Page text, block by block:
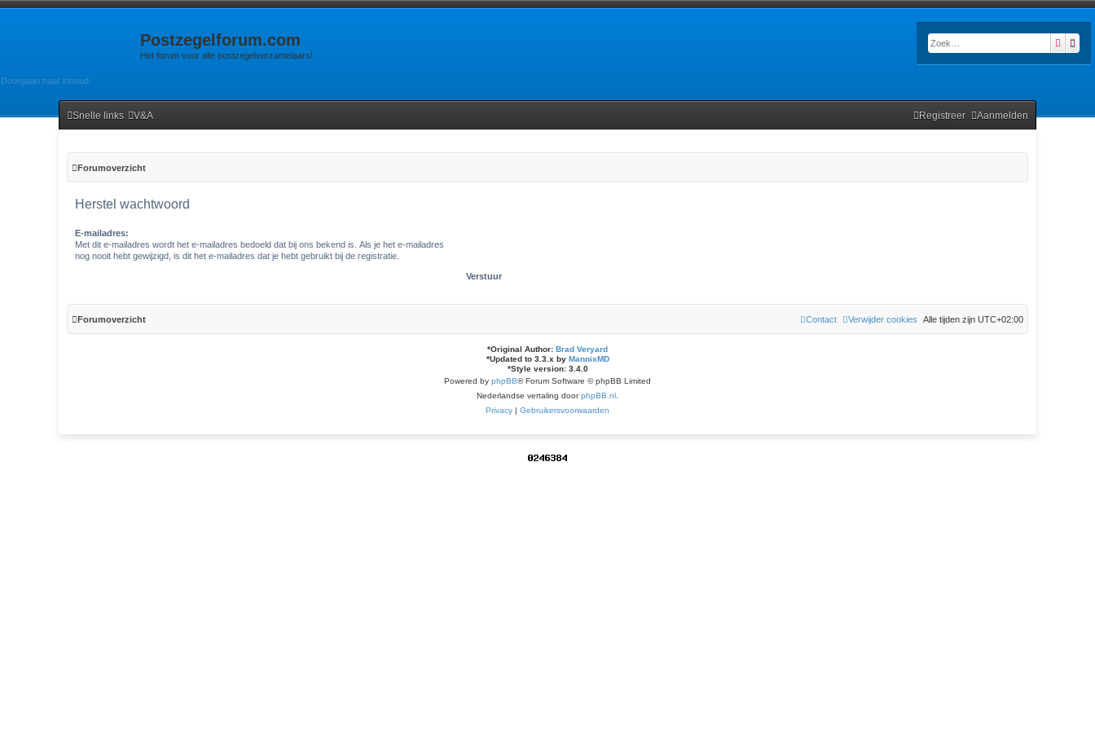
Postzegelforum.com
Het forum voor alle postzegelverzamelaars!
Doorgaan naar inhoud
Zoek
Snelle links V&A Aanmelden
Registreer
Forumoverzicht
Herstel wachtwoord
E-mailadres:
Met dit e-mailadres wordt het e-mailadres bedoeld dat bij ons bekend is. Als je het e-mailadres
nog nooit hebt gewijzigd, is dit het e-mailadres dat je hebt gebruikt bij de registratie.
Forumoverzicht Alle tijden zijn UTC+02:00
Verwijder cookies
Contact
*Original Author: Brad Veryard
*Updated to 3.3.x by MannixMD
*Style version: 3.4.0
Powered by phpBB® Forum Software © phpBB Limited
Nederlandse vertaling doorphpBB.nl
Privacy | Gebruikersvoorwaarden